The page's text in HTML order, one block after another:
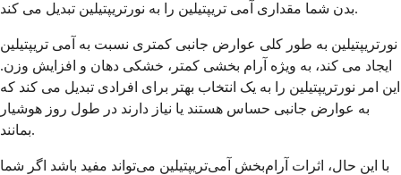
بدن شما مقداری آمی تریپتیلین را به نورتریپتیلین تبدیل می کند.
نورتریپتیلین به طور کلی عوارض جانبی کمتری نسبت به آمی تریپتیلین
ایجاد می کند، به ویژه آرام بخشی کمتر، خشکی دهان و افزایش وزن.
این امر نورتریپتیلین را به یک انتخاب بهتر برای افرادی تبدیل می کند که
به عوارض جانبی حساس هستند یا نیاز دارند در طول روز هوشیار
بمانند.
با این حال، اثرات آرام‌بخش آمی‌تریپتیلین می‌تواند مفید باشد اگر شما